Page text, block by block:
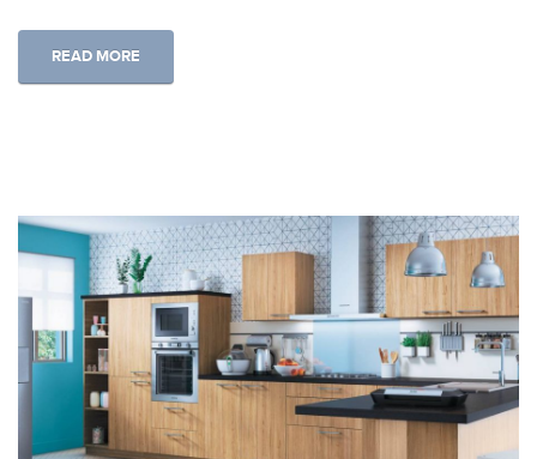
READ MORE